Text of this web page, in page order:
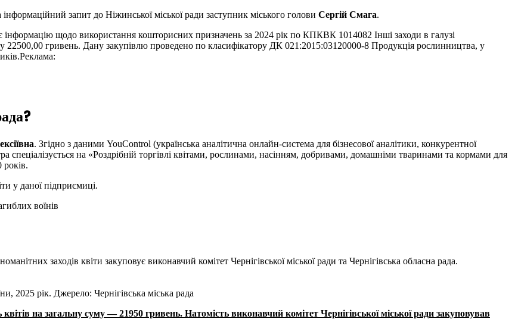
запит до Ніжинської міської ради заступник міського голови Сергій Смага.
інформацію щодо використання кошторисних призначень за 2024 рік по КПКВК 1014082 Інші заходи в галузі
22500,00 гривень. Дану закупівлю проведено по класифікатору ДК 021:2015:03120000-8 Продукція рослинництва, у
Реклама:
. Згідно з даними YouControl (українська аналітична онлайн-система для бізнесової аналітики, конкурентної
спеціалізується на «Роздрібній торгівлі квітами, рослинами, насінням, добривами, домашніми тваринами та кормами для
у даної підприємиці.
воїнів
заходів квіти закуповує виконавчий комітет Чернігівської міської ради та Чернігівська обласна рада.
2025 рік. Джерело: Чернігівська міська рада
квітів на загальну суму — 21950 гривень. Натомість виконавчий комітет Чернігівської міської ради закуповував